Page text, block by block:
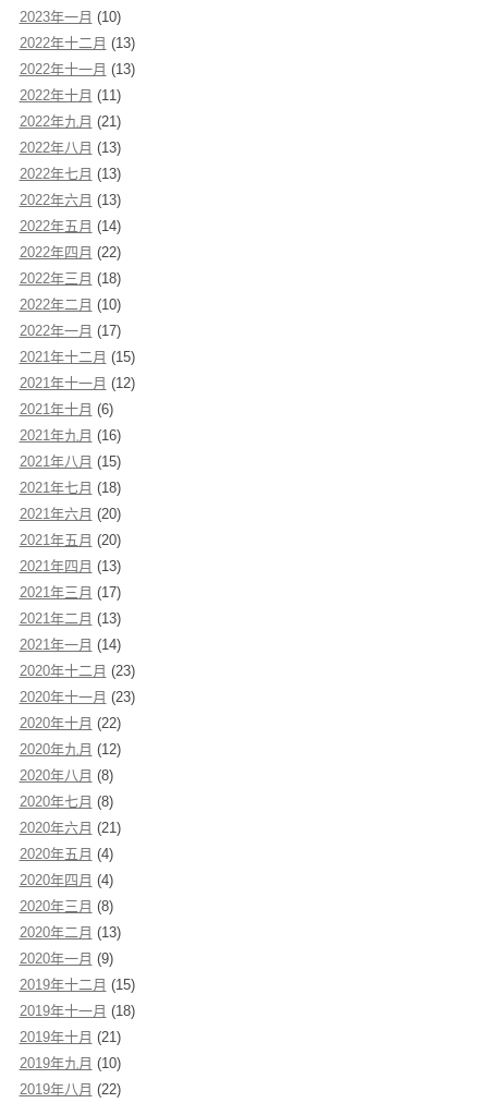
2023年一月 (10)
2022年十二月 (13)
2022年十一月 (13)
2022年十月 (11)
2022年九月 (21)
2022年八月 (13)
2022年七月 (13)
2022年六月 (13)
2022年五月 (14)
2022年四月 (22)
2022年三月 (18)
2022年二月 (10)
2022年一月 (17)
2021年十二月 (15)
2021年十一月 (12)
2021年十月 (6)
2021年九月 (16)
2021年八月 (15)
2021年七月 (18)
2021年六月 (20)
2021年五月 (20)
2021年四月 (13)
2021年三月 (17)
2021年二月 (13)
2021年一月 (14)
2020年十二月 (23)
2020年十一月 (23)
2020年十月 (22)
2020年九月 (12)
2020年八月 (8)
2020年七月 (8)
2020年六月 (21)
2020年五月 (4)
2020年四月 (4)
2020年三月 (8)
2020年二月 (13)
2020年一月 (9)
2019年十二月 (15)
2019年十一月 (18)
2019年十月 (21)
2019年九月 (10)
2019年八月 (22)